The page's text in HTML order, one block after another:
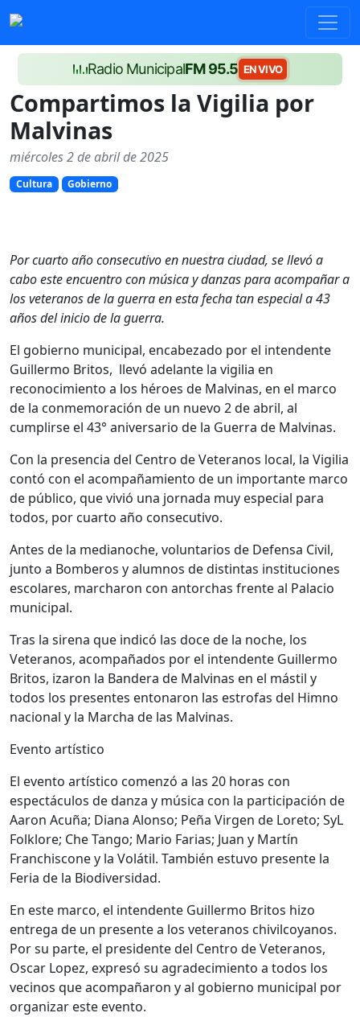
Radio MunicipalFM 95.5 EN VIVO
Compartimos la Vigilia por
Malvinas
miércoles 2 de abril de 2025
Cultura Gobierno
Por cuarto año consecutivo en nuestra ciudad, se llevó a
cabo este encuentro con música y danzas para acompañar a
los veteranos de la guerra en esta fecha tan especial a 43
años del inicio de la guerra.
El gobierno municipal, encabezado por el intendente
Guillermo Britos, llevó adelante la vigilia en
reconocimiento a los héroes de Malvinas, en el marco
de la conmemoración de un nuevo 2 de abril, al
cumplirse el 43° aniversario de la Guerra de Malvinas.
Con la presencia del Centro de Veteranos local, la Vigilia
contó con el acompañamiento de un importante marco
de público, que vivió una jornada muy especial para
todos, por cuarto año consecutivo.
Antes de la medianoche, voluntarios de Defensa Civil,
junto a Bomberos y alumnos de distintas instituciones
escolares, marcharon con antorchas frente al Palacio
municipal.
Tras la sirena que indicó las doce de la noche, los
Veteranos, acompañados por el intendente Guillermo
Britos, izaron la Bandera de Malvinas en el mástil y
todos los presentes entonaron las estrofas del Himno
nacional y la Marcha de las Malvinas.
Evento artístico
El evento artístico comenzó a las 20 horas con
espectáculos de danza y música con la participación de
Aaron Acuña; Diana Alonso; Peña Virgen de Loreto; SyL
Folklore; Che Tango; Mario Farias; Juan y Martín
Franchiscone y la Volátil. También estuvo presente la
Feria de la Biodiversidad.
En este marco, el intendente Guillermo Britos hizo
entrega de un presente a los veteranos chivilcoyanos.
Por su parte, el presidente del Centro de Veteranos,
Oscar Lopez, expresó su agradecimiento a todos los
vecinos que acompañaron y al gobierno municipal por
organizar este evento.